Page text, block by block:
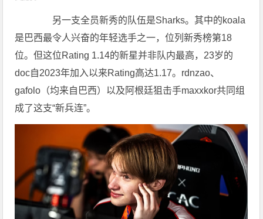
另一支全员新秀的队伍是Sharks。其中的koala
是巴西最令人兴奋的年轻选手之一，位列新秀榜第18
位。但这位Rating 1.14的新星并非队内最高，23岁的
doc自2023年加入以来Rating高达1.17。rdnzao、
gafolo（均来自巴西）以及阿根廷狙击手maxxkor共同组
成了这支“新兵连”。